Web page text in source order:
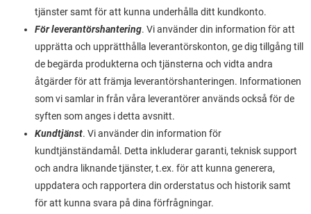
tjänster samt för att kunna underhålla ditt kundkonto.
För leverantörshantering. Vi använder din information för att
upprätta och upprätthålla leverantörskonton, ge dig tillgång till
de begärda produkterna och tjänsterna och vidta andra
åtgärder för att främja leverantörshanteringen. Informationen
som vi samlar in från våra leverantörer används också för de
syften som anges i detta avsnitt.
Kundtjänst. Vi använder din information för
kundtjänständamål. Detta inkluderar garanti, teknisk support
och andra liknande tjänster, t.ex. för att kunna generera,
uppdatera och rapportera din orderstatus och historik samt
för att kunna svara på dina förfrågningar.